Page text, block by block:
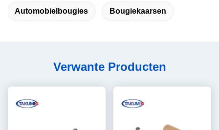
Automobielbougies Bougiekaarsen
Verwante Producten